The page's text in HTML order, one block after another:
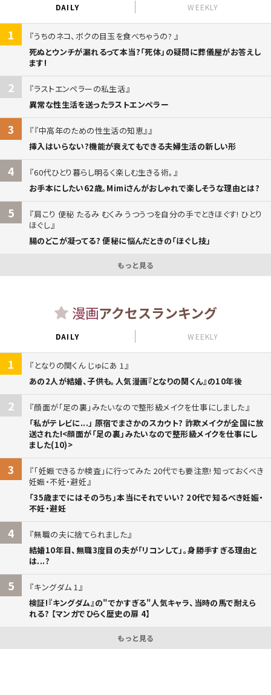
DAILY WEEKLY
1
うちのネコ、ボクの目玉を食べちゃうの?
死ぬとウンチが漏れるって本当?「死体」の疑問に葬儀屋がお答えし
ます!
2
ラストエンペラーの私生活
異常な性生活を送ったラストエンペラー
3
『中高年のための性生活の知恵』
挿入はいらない?機能が衰えてもできる夫婦生活の新しい形
4
60代ひとり暮らし明るく楽しむ生きる術。
お手本にしたい62歳。Mimiさんがおしゃれで楽しそうな理由とは?
5
肩こり 便秘 たるみ むくみ うつうつを自分の手でときほぐす! ひとり
ほぐし
腸のどこが凝ってる? 便秘に悩んだときの「ほぐし技」
もっと見る
漫画アクセスランキング
DAILY WEEKLY
1
となりの関くん じゅにあ 1
あの2人が結婚、子供も。人気漫画『となりの関くん』の10年後
2
顔面が「足の裏」みたいなので整形級メイクを仕事にしました
「私がテレビに...」 原宿でまさかのスカウト? 詐欺メイクが全国に放
送された!<顔面が「足の裏」みたいなので整形級メイクを仕事にし
ました(10)>
3
「妊娠できるか検査」に行ってみた 20代でも要注意! 知っておくべき
妊娠・不妊・避妊
「35歳までにはそのうち」本当にそれでいい? 20代で知るべき妊娠・
不妊・避妊
4
無職の夫に捨てられました
結婚10年目、無職3度目の夫が「リコンして」。身勝手すぎる理由と
は...?
5
キングダム 1
検証!『キングダム』の"でかすぎる"人気キャラ、当時の馬で耐えら
れる? 【マンガでひらく歴史の扉 4】
もっと見る